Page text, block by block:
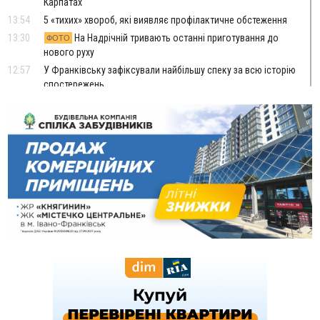
13:54
5 «тихих» хвороб, які виявляє профілактичне обстеження
13:30
ФОТО
На Надрічній тривають останні приготування до
нового руху
12:57
У Франківську зафіксували найбільшу спеку за всю історію
спостережень
Лікування наркоманії Київ: чому важливо розпочати
терапію якомога раніше
12:00
Франківця, який у Косові викрав за магазину понад 640
тисяч гривень у валюті, засудили до 5 років
11:50
Податкова передасть в Міноборони для "Оберегу" дані про
чоловіків 18–60 років
11:20
Водійка, яку на Сухомлинського побив інший керманич,
відмовилася від обвинувачення — справу закрили
10:45
У Франківську, Коломиї, Долині та Яремче 6 серпня
Змушував надсилати інтимні фото: на Прикарпатті
затримали підозрюваного у розбещенні малолітньої
АМКУ розпочав справу проти Гвіздецької селищної ради
через різні ставки земельного податку